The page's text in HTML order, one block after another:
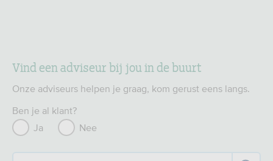
Vind een adviseur bij jou in de buurt
Onze adviseurs helpen je graag, kom gerust eens langs.
Ben je al klant?
Ja
Nee